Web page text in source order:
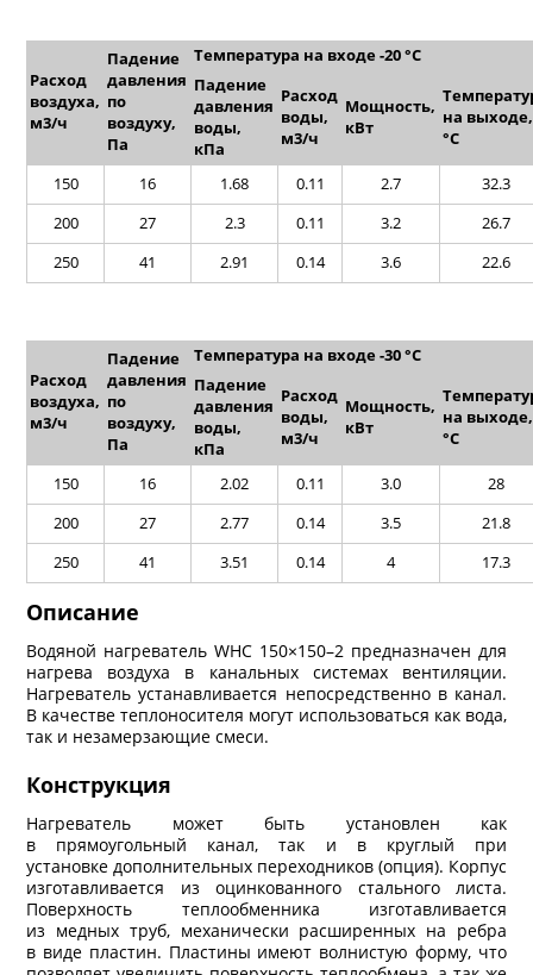
Расход
воздуха,
м3/ч
Падение
давления
по
воздуху,
Па
Температура на входе -20 °C
Падение
давления
воды,
кПа
Расход
воды,
м3/ч
Мощность,
кВт
на выходе,
°C
150 16 1.68 0.11 2.7
32.3
200
27 2.3 0.11 3.2
26.7
250
41 2.91 0.14 3.6 22.6
Расход
воздуха,
м3/ч
Падение
давления
по
воздуху,
Па
Температура на входе -30 °C
Падение
давления
воды,
кПа
Расход
воды,
м3/ч
Мощность,
кВт
на выходе,
°C
150 16 2.02 0.11 3.0
28
200
27 2.77 0.14 3.5
21.8
250
41 3.51 0.14 4 17.3
Описание
Водяной нагреватель WHC 150×150–2 предназначен для
нагрева воздуха в канальных системах вентиляции.
Нагреватель устанавливается непосредственно в канал.
В качестве теплоносителя могут использоваться как вода,
так и незамерзающие смеси.
Конструкция
Нагреватель может быть установлен как
в прямоугольный канал, так и в круглый при
установке дополнительных переходников (опция). Корпус
изготавливается из оцинкованного стального листа.
Поверхность теплообменника изготавливается
из медных труб, механически расширенных на ребра
в виде пластин. Пластины имеют волнистую форму, что